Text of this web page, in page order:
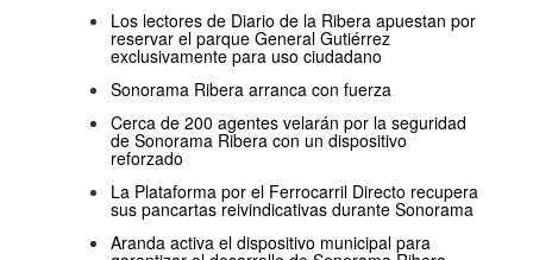
Los lectores de Diario de la Ribera apuestan por
reservar el parque General Gutiérrez
exclusivamente para uso ciudadano
Sonorama Ribera arranca con fuerza
Cerca de 200 agentes velarán por la seguridad
de Sonorama Ribera con un dispositivo
reforzado
La Plataforma por el Ferrocarril Directo recupera
sus pancartas reivindicativas durante Sonorama
Aranda activa el dispositivo municipal para